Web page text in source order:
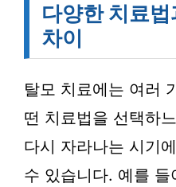
다양한 치료
차이
탈모 치료에는 여러
떤 치료법을 선택하
다시 자라나는 시기
수 있습니다. 예를